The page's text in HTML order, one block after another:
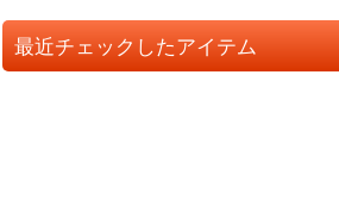
最近チェックしたアイテム